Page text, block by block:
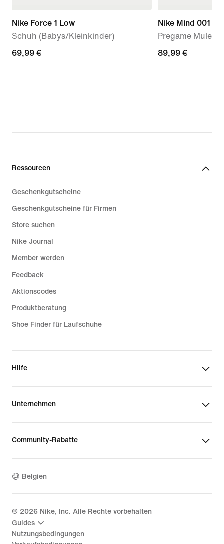
Nike Force 1 Low
Schuh (Babys/Kleinkinder)
69,99 €
69,99 €
Nike Mind 001
Pregame Mule
89,99 €
89,99 €
Ressourcen
Geschenkgutscheine
Geschenkgutscheine für Firmen
Store suchen
Nike Journal
Member werden
Feedback
Aktionscodes
Produktberatung
Shoe Finder für Laufschuhe
Hilfe
Unternehmen
Community-Rabatte
Belgien
© 2026 Nike, Inc. Alle Rechte vorbehalten
Guides
Nutzungsbedingungen